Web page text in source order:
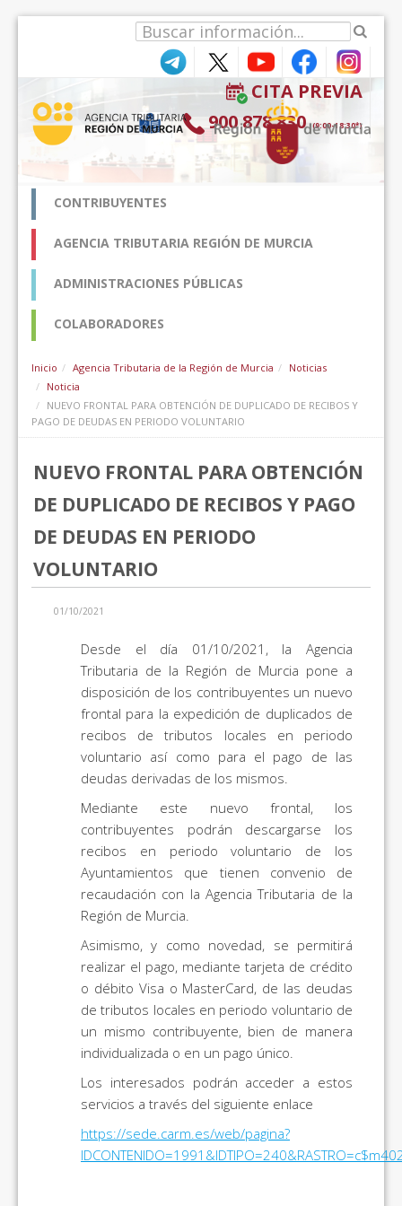
CITA PREVIA
900 878 830 (9:00-18:30*)
CONTRIBUYENTES
AGENCIA TRIBUTARIA REGIÓN DE MURCIA
ADMINISTRACIONES PÚBLICAS
COLABORADORES
Inicio Agencia Tributaria de la Región de Murcia
Noticias
Noticia
NUEVO FRONTAL PARA OBTENCIÓN DE DUPLICADO DE RECIBOS Y
PAGO DE DEUDAS EN PERIODO VOLUNTARIO
NUEVO FRONTAL PARA OBTENCIÓN
DE DUPLICADO DE RECIBOS Y PAGO
DE DEUDAS EN PERIODO
VOLUNTARIO
01/10/2021
Desde el día 01/10/2021, la Agencia
Tributaria de la Región de Murcia pone a
disposición de los contribuyentes un nuevo
frontal para la expedición de duplicados de
recibos de tributos locales en periodo
voluntario así como para el pago de las
deudas derivadas de los mismos.
Mediante este nuevo frontal, los
contribuyentes podrán descargarse los
recibos en periodo voluntario de los
Ayuntamientos que tienen convenio de
recaudación con la Agencia Tributaria de la
Región de Murcia.
Asimismo, y como novedad, se permitirá
realizar el pago, mediante tarjeta de crédito
o débito Visa o MasterCard, de las deudas
de tributos locales en periodo voluntario de
un mismo contribuyente, bien de manera
individualizada o en un pago único.
Los interesados podrán acceder a estos
servicios a través del siguiente enlace
https://sede.carm.es/web/pagina?